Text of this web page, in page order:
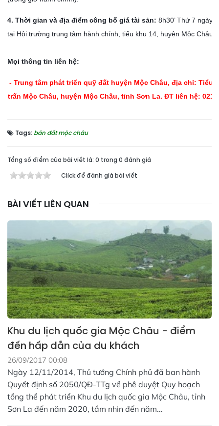
4. Thời gian và địa điểm công bố giá tài sản: 8h30’ Thứ 7 ngày
tại Hội trường trung tâm hành chính, tiểu khu 14, huyện Mộc Châu.
Mọi thông tin liên hệ:
- Trung tâm phát triển quỹ đất huyện Mộc Châu, địa chỉ: Tiểu
trấn Mộc Châu, huyện Mộc Châu, tỉnh Sơn La. ĐT liên hệ:
Tags: bán đất mộc châu
Tổng số điểm của bài viết là: 0 trong 0 đánh giá
Click để đánh giá bài viết
BÀI VIẾT LIÊN QUAN
Khu du lịch quốc gia Mộc Châu - điểm
đến hấp dẫn của du khách
26/09/2017 00:08
Ngày 12/11/2014, Thủ tướng Chính phủ đã ban hành
Quyết định số 2050/QĐ-TTg về phê duyệt Quy hoạch
tổng thể phát triển Khu du lịch quốc gia Mộc Châu, tỉnh
Sơn La đến năm 2020, tầm nhìn đến năm...